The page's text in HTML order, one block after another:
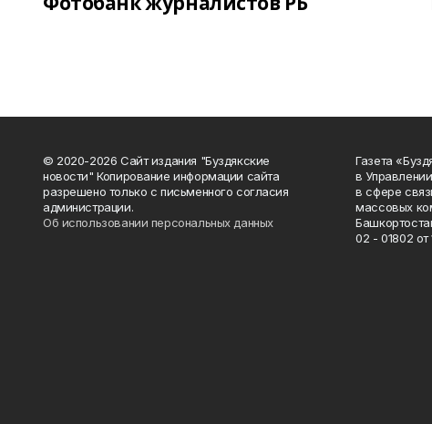
© 2020-2026 Сайт издания "Буздякские
новости" Копирование информации сайта
разрешено только с письменного согласия
администрации.
Об использовании персональных данных
Газета
в
в сфере
массовых
02 - 01802 от